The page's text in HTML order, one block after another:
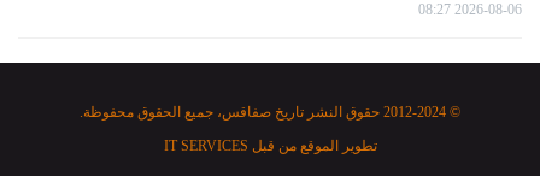
2026-08-06 08:27
© 2012-2024 حقوق النشر تاريخ صفاقس، جميع الحقوق محفوظة.
تطوير الموقع من قبل IT SERVICES